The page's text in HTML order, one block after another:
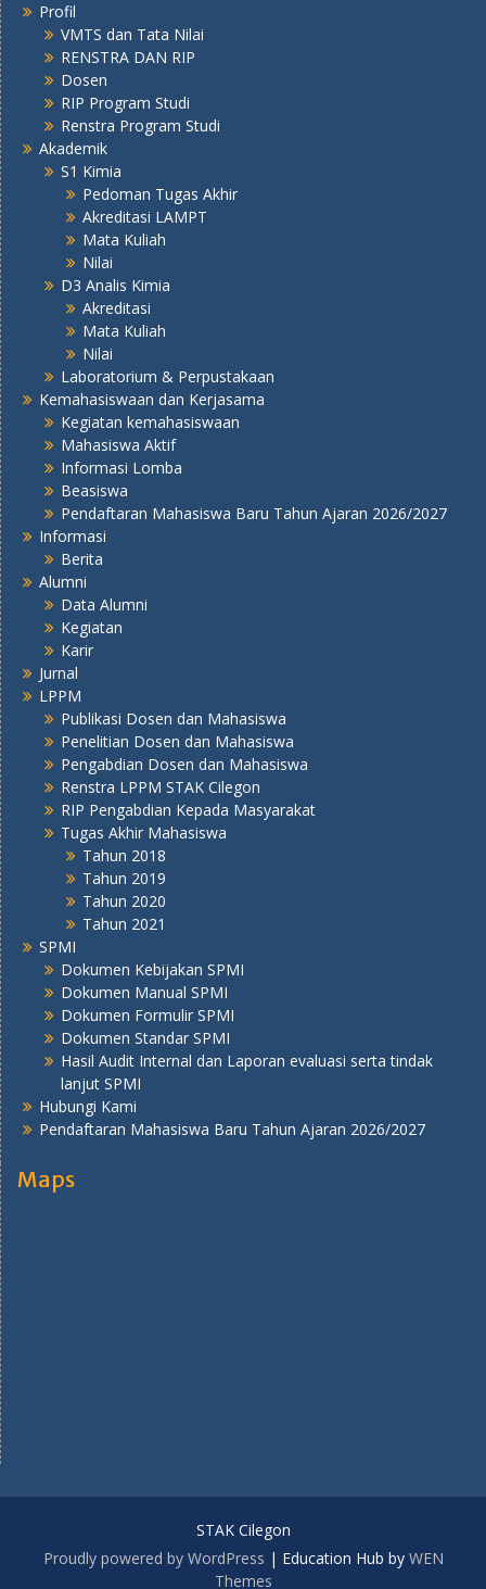
Profil
VMTS dan Tata Nilai
RENSTRA DAN RIP
Dosen
RIP Program Studi
Renstra Program Studi
Akademik
S1 Kimia
Pedoman Tugas Akhir
Akreditasi LAMPT
Mata Kuliah
Nilai
D3 Analis Kimia
Akreditasi
Mata Kuliah
Nilai
Laboratorium & Perpustakaan
Kemahasiswaan dan Kerjasama
Kegiatan kemahasiswaan
Mahasiswa Aktif
Informasi Lomba
Beasiswa
Pendaftaran Mahasiswa Baru Tahun Ajaran 2026/2027
Informasi
Berita
Alumni
Data Alumni
Kegiatan
Karir
Jurnal
LPPM
Publikasi Dosen dan Mahasiswa
Penelitian Dosen dan Mahasiswa
Pengabdian Dosen dan Mahasiswa
Renstra LPPM STAK Cilegon
RIP Pengabdian Kepada Masyarakat
Tugas Akhir Mahasiswa
Tahun 2018
Tahun 2019
Tahun 2020
Tahun 2021
SPMI
Dokumen Kebijakan SPMI
Dokumen Manual SPMI
Dokumen Formulir SPMI
Dokumen Standar SPMI
Hasil Audit Internal dan Laporan evaluasi serta tindak
lanjut SPMI
Hubungi Kami
Pendaftaran Mahasiswa Baru Tahun Ajaran 2026/2027
Maps
STAK Cilegon
Proudly powered by WordPress | Education Hub by WEN
Themes